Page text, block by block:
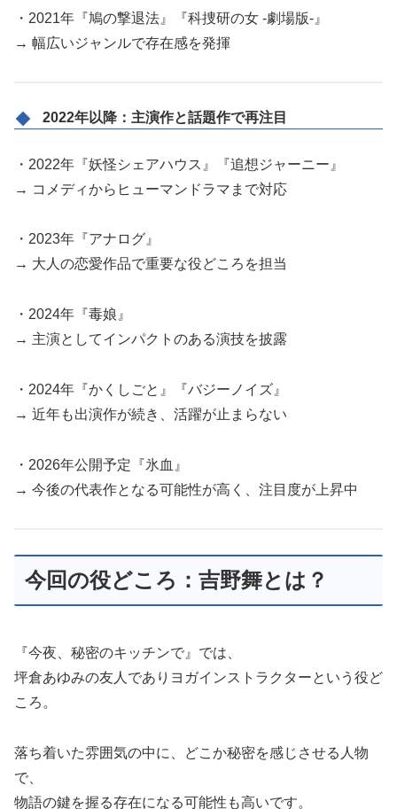
・2021年『鳩の撃退法』『科捜研の女 -劇場版-』
→ 幅広いジャンルで存在感を発揮
2022年以降：主演作と話題作で再注目
・2022年『妖怪シェアハウス』『追想ジャーニー』
→ コメディからヒューマンドラマまで対応
・2023年『アナログ』
→ 大人の恋愛作品で重要な役どころを担当
・2024年『毒娘』
→ 主演としてインパクトのある演技を披露
・2024年『かくしごと』『バジーノイズ』
→ 近年も出演作が続き、活躍が止まらない
・2026年公開予定『氷血』
→ 今後の代表作となる可能性が高く、注目度が上昇中
今回の役どころ：吉野舞とは？
『今夜、秘密のキッチンで』では、
坪倉あゆみの友人でありヨガインストラクターという役ど
ころ。
落ち着いた雰囲気の中に、どこか秘密を感じさせる人物
で、
物語の鍵を握る存在になる可能性も高いです。